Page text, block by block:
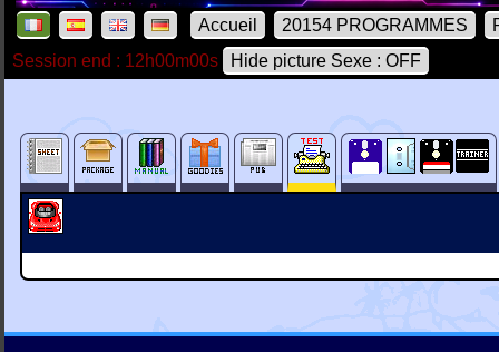
Accueil 20154 PROGRAMMES
Session end : 12h00m00s
Hide picture Sexe : OFF